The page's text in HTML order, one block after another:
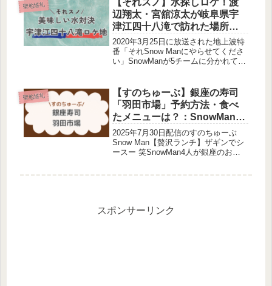
は？どこへ向かうの？...
聖地巡礼
【それスノ】水探しロケ！渡
辺翔太・宮舘涼太が岐阜県宇
津江四十八滝で訪れた場所、
五平餅と日本酒はどこ？
SnowMan聖地巡礼
2020年3月25日に放送された地上波特
番「それSnow Manにやらせてくださ
い」SnowManが5チームに分かれて水
Paraviで2020年5月8日(金)に配信され
た...
聖地巡礼
【すのちゅーぶ】銀座の寿司
「羽田市場」予約方法・食べ
たメニューは？：SnowManロ
ケ地
2025年7月30日配信のすのちゅーぶ
Snow Man【贅沢ランチ】ザギンでシ
ースー 笑SnowMan4人が銀座のお寿
スポンサーリンク